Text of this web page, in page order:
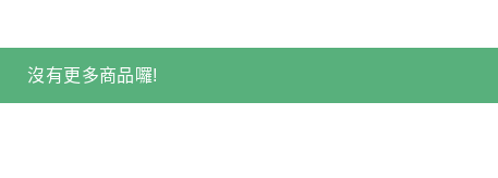
沒有更多商品囉!